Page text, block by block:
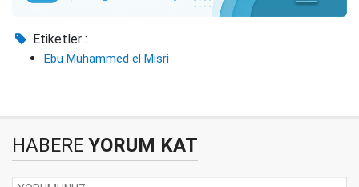
Etiketler :
Ebu Muhammed el Mısri
HABERE YORUM KAT